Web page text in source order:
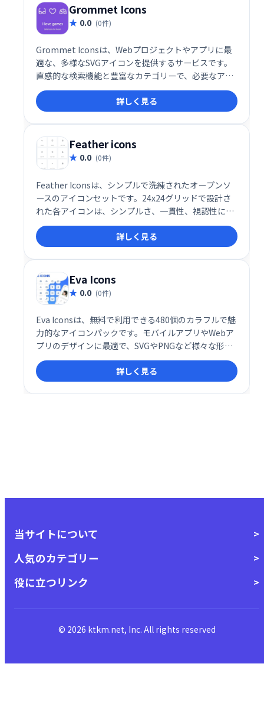
Grommet Icons
0.0 (0件)
Grommet Iconsは、Webプロジェクトやアプリに最
適な、多様なSVGアイコンを提供するサービスです。
直感的な検索機能と豊富なカテゴリーで、必要なアイ
コンを簡単に探し出せます。モダンなデザインのアイ
コンは、サイズや色などを自由にカスタマイズ可能。
デザインのニーズに合わせて柔軟にご活用いただけま
す。
詳しく見る
Feather icons
0.0 (0件)
Feather Iconsは、シンプルで洗練されたオープンソ
ースのアイコンセットです。24x24グリッドで設計さ
れた各アイコンは、シンプルさ、一貫性、視認性に優
れ、あらゆるデザインに簡単に統合できます。無料で
利用でき、Webサイトやアプリのデザインを美しく彩
ります。
詳しく見る
Eva Icons
0.0 (0件)
Eva Iconsは、無料で利用できる480個のカラフルで魅
力的なアイコンパックです。モバイルアプリやWebア
プリのデザインに最適で、SVGやPNGなど様々な形式
で提供されます。ダウンロードして、手軽にプロジェ
クトを彩りましょう。詳しく見る
当サイトについて
人気のカテゴリー
役に立つリンク
© 2026 ktkm.net, Inc. All rights reserved